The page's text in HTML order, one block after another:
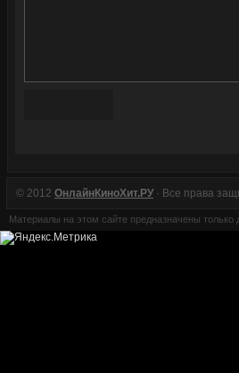
© 2012 ОнлайнКиноХит.РУ· Все права
Материалы на этом сайте предназначены